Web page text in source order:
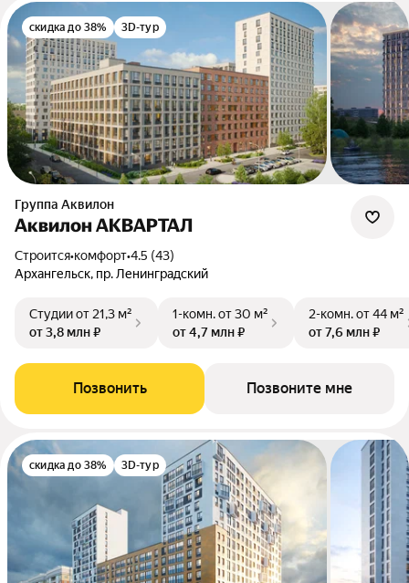
скидка до 38% 3D-тур
Группа Аквилон
Аквилон АКВАРТАЛ
Строится•комфорт•4.5 (43)
Архангельск, пр. Ленинградский
Студииот 21,3 м²
от 3,8 млн ₽
1-комн.от 30 м²
от 4,7 млн ₽
2-комн.от 44 м²
от 7,6 млн ₽
Позвонить Позвоните мне
скидка до 38% 3D-тур